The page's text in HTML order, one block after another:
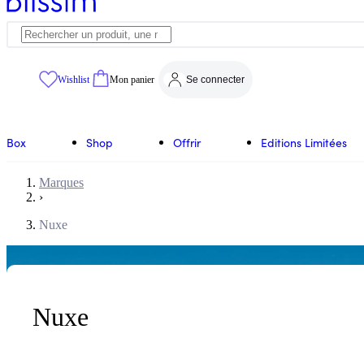
Wishlist Mon panier Se connecter
Box Shop Offrir Editions Limitées
Marques
›
Nuxe
Nuxe